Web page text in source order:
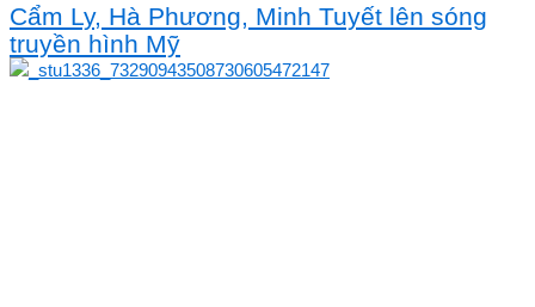
Cẩm Ly, Hà Phương, Minh Tuyết lên sóng
truyền hình Mỹ